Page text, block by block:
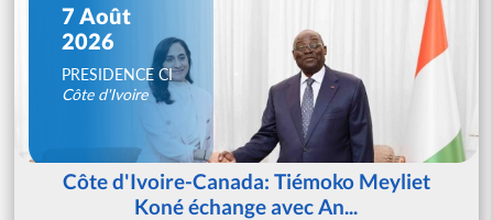
7 Août
2026
PRESIDENCE CI
Côte d'Ivoire
Côte d'Ivoire-Canada: Tiémoko Meyliet
Koné échange avec An...